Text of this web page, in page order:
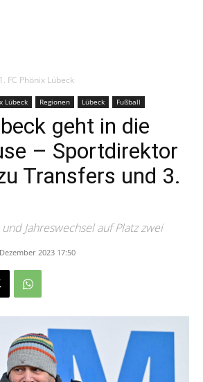
1. FC Phönix Lübeck
Lübeck Regionen Lübeck Fußball
geht in die
– Sportdirektor
Transfers und 3.
Jahreswechsel auf Platz zwei
2023 17:50